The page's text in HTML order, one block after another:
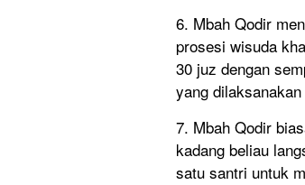
6. Mbah Qodir
prosesi wisuda
30 juz dengan
yang
7. Mbah Qodir
kadang beliau
satu santri untuk